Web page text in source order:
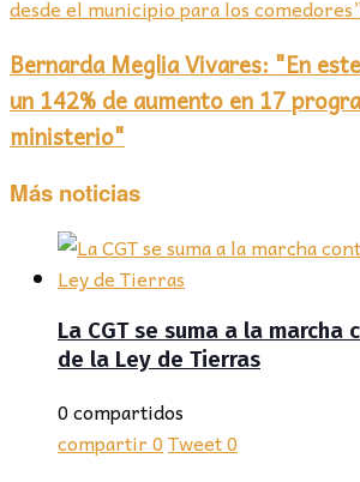
Bernarda Meglia Vivares: "En
un 142% de aumento en 17
ministerio"
Más noticias
La CGT se suma a la
de la Ley de Tierras
0 compartidos
compartir0Tweet0